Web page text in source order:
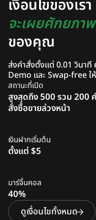
เงื่อนไขของเรา
จะเผยศักยภาพ
ของคุณ
ส่งคำสั่งตั้งแต่ 0.01 วินา
Demo และ Swap-free ใ
สถานะที่เปิด
สูงสุดถึง 500 รวม 200
สั่งซื้อขายล่วงหน้า
เงินฝากเริ่มต้น
ตั้งแต่ $5
มาร์จิ้นคอล
40%
ดูเงื่อนไขทั้งหมด